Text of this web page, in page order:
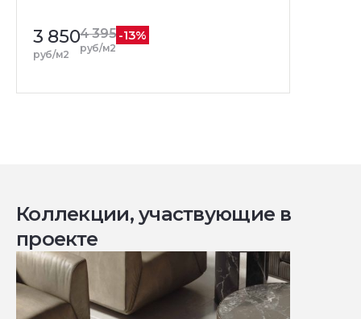
3 850
руб/м2
4 395
руб/м2
-13%
Коллекции, участвующие в
проекте